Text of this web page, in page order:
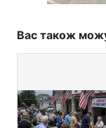
Вас також